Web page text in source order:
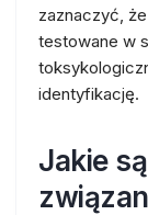
zaznaczyć,
testowane w
identyfikację.
Jakie